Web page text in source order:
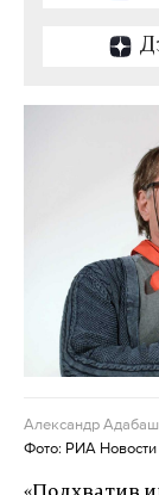
Александр
Фото: РИА Новости